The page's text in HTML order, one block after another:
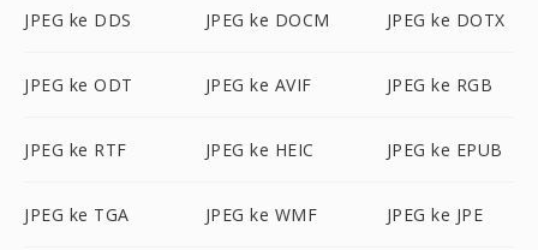
JPEG ke DDS JPEG ke DOCM JPEG ke DOTX
JPEG ke ODT JPEG ke AVIF JPEG ke RGB
JPEG ke RTF JPEG ke HEIC JPEG ke EPUB
JPEG ke TGA JPEG ke WMF JPEG ke JPE